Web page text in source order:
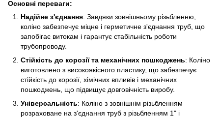
Основні переваги:
Надійне з'єднання: Завдяки зовнішньому різьбленню,
коліно забезпечує міцне і герметичне з'єднання труб, що
запобігає витокам і гарантує стабільність роботи
трубопроводу.
Стійкість до корозії та механічних пошкоджень: Коліно
виготовлено з високоякісного пластику, що забезпечує
стійкість до корозії, хімічних впливів і механічних
пошкоджень, що підвищує довговічність виробу.
Універсальність: Коліно з зовнішнім різьбленням
розраховане на з'єднання труб з різьбленням 1" і